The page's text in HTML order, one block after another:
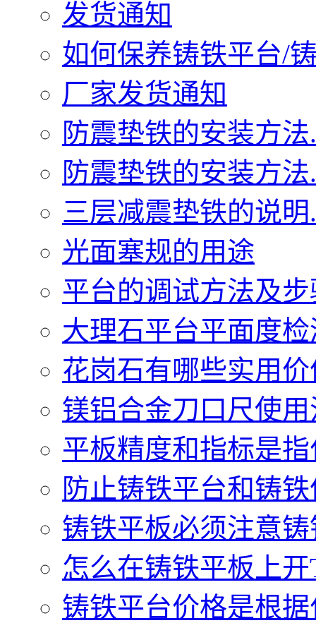
发货通知
如何保养铸铁平台/
厂家发货通知
防震垫铁的安装方法
防震垫铁的安装方法
三层减震垫铁的说明
光面塞规的用途
平台的调试方法及步
大理石平台平面度
花岗石有哪些实用价
镁铝合金刀口尺使
平板精度和指标是
防止铸铁平台和铸
铸铁平板必须注意
怎么在铸铁平板上
铸铁平台价格是根